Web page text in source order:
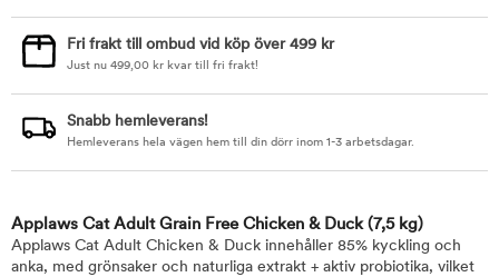
Fri frakt till ombud vid köp över 499 kr
Just nu 499,00 kr kvar till fri frakt!
Snabb hemleverans!
Hemleverans hela vägen hem till din dörr inom 1-3 arbetsdagar.
Applaws Cat Adult Grain Free Chicken & Duck (7,5 kg)
Applaws Cat Adult Chicken & Duck innehåller 85% kyckling och
anka, med grönsaker och naturliga extrakt + aktiv probiotika, vilket